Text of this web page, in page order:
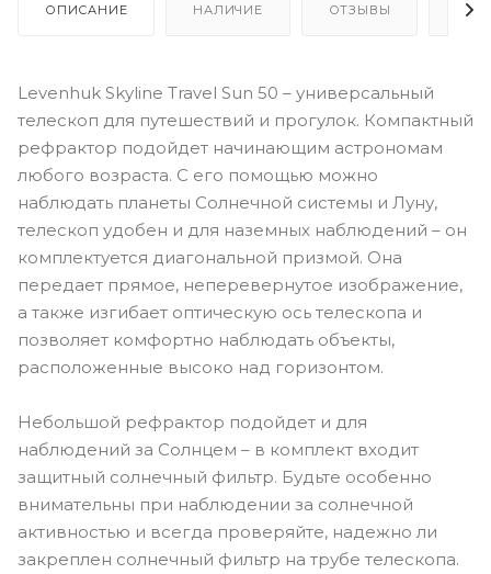
ОПИСАНИЕ НАЛИЧИЕ ОТЗЫВЫ
Levenhuk Skyline Travel Sun 50 – универсальный
телескоп для путешествий и прогулок. Компактный
рефрактор подойдет начинающим астрономам
любого возраста. С его помощью можно
наблюдать планеты Солнечной системы и Луну,
телескоп удобен и для наземных наблюдений – он
комплектуется диагональной призмой. Она
передает прямое, неперевернутое изображение,
а также изгибает оптическую ось телескопа и
позволяет комфортно наблюдать объекты,
расположенные высоко над горизонтом.
Небольшой рефрактор подойдет и для
наблюдений за Солнцем – в комплект входит
защитный солнечный фильтр. Будьте особенно
внимательны при наблюдении за солнечной
активностью и всегда проверяйте, надежно ли
закреплен солнечный фильтр на трубе телескопа.